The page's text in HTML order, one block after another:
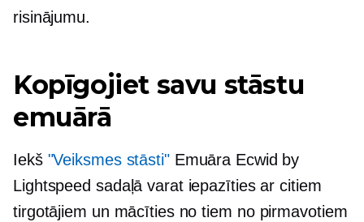
risinājumu.
Kopīgojiet savu stāstu
emuārā
Iekš "Veiksmes stāsti"Emuāra Ecwid by
Lightspeed sadaļā varat iepazīties ar citiem
tirgotājiem un mācīties no tiem no pirmavotiem